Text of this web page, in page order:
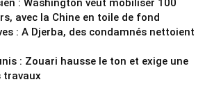
: Washington veut mobiliser 100
avec la Chine en toile de fond
: A Djerba, des condamnés nettoient
: Zouari hausse le ton et exige une
travaux